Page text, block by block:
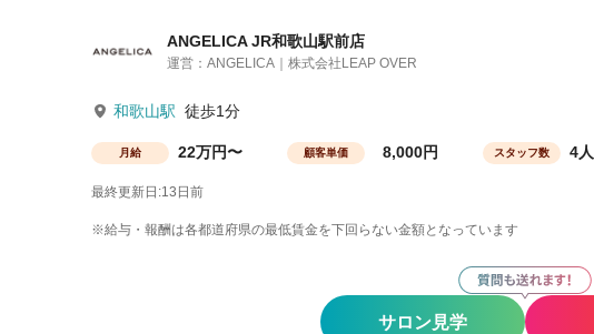
ANGELICA JR和歌山駅前店
運営：ANGELICA｜株式会社LEAP OVER
和歌山駅 徒歩1分
月給 22万円〜 顧客単価 8,000円 スタッフ数 4人
最終更新日:13日前
※給与・報酬は各都道府県の最低賃金を下回らない金額となっています
サロン見学